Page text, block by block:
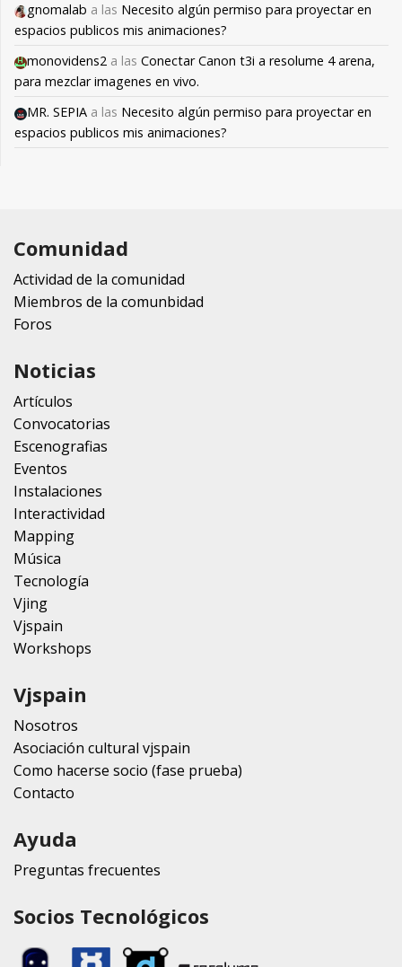
gnomalab a las Necesito algún permiso para proyectar en
espacios publicos mis animaciones?
monovidens2 a las Conectar Canon t3i a resolume 4 arena,
para mezclar imagenes en vivo.
MR. SEPIA a las Necesito algún permiso para proyectar en
espacios publicos mis animaciones?
Comunidad
Actividad de la comunidad
Miembros de la comunbidad
Foros
Noticias
Artículos
Convocatorias
Escenografias
Eventos
Instalaciones
Interactividad
Mapping
Música
Tecnología
Vjing
Vjspain
Workshops
Vjspain
Nosotros
Asociación cultural vjspain
Como hacerse socio (fase prueba)
Contacto
Ayuda
Preguntas frecuentes
Socios Tecnológicos